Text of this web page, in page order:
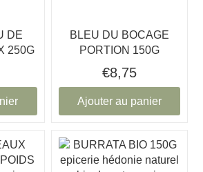
DE
250G
BLEU DU BOCAGE
PORTION 150G
€8,75
Ajouter au panier